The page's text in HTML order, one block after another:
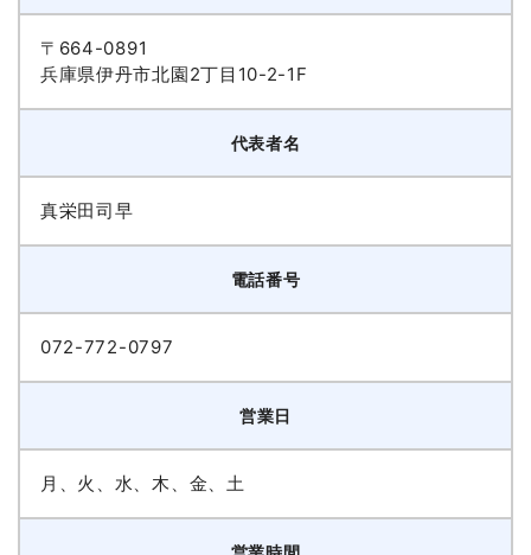
〒664-0891
兵庫県伊丹市北園2丁目10-2-1F
代表者名
真栄田司早
電話番号
072-772-0797
営業日
月、火、水、木、金、土